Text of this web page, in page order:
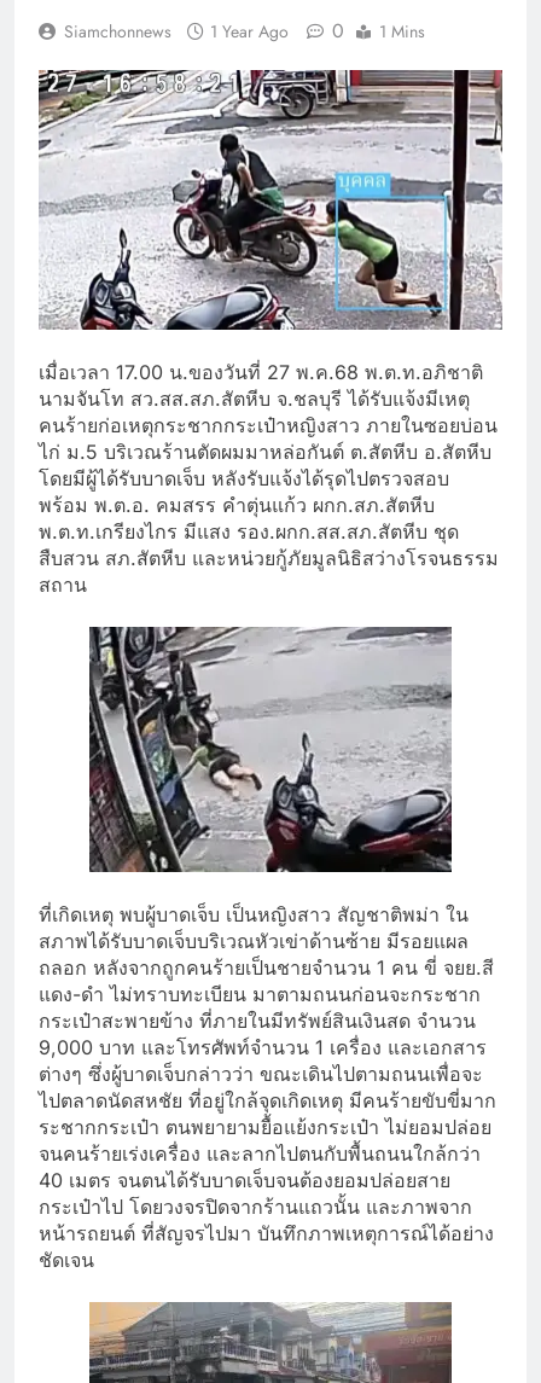
Siamchonnews 1 Year Ago 0 1 Mins
เมื่อเวลา 17.00 น.ของวันที่ 27 พ.ค.68 พ.ต.ท.อภิชาติ
นามจันโท สว.สส.สภ.สัตหีบ จ.ชลบุรี ได้รับแจ้งมีเหตุ
คนร้ายก่อเหตุกระชากกระเป๋าหญิงสาว ภายในซอยบ่อน
ไก่ ม.5 บริเวณร้านตัดผมมาหล่อกันต์ ต.สัตหีบ อ.สัตหีบ
โดยมีผู้ได้รับบาดเจ็บ หลังรับแจ้งได้รุดไปตรวจสอบ
พร้อม พ.ต.อ. คมสรร คำตุ่นแก้ว ผกก.สภ.สัตหีบ
พ.ต.ท.เกรียงไกร มีแสง รอง.ผกก.สส.สภ.สัตหีบ ชุด
สืบสวน สภ.สัตหีบ และหน่วยกู้ภัยมูลนิธิสว่างโรจนธรรม
สถาน
ที่เกิดเหตุ พบผู้บาดเจ็บ เป็นหญิงสาว สัญชาติพม่า ใน
สภาพได้รับบาดเจ็บบริเวณหัวเข่าด้านซ้าย มีรอยแผล
ถลอก หลังจากถูกคนร้ายเป็นชายจำนวน 1 คน ขี่ จยย.สี
แดง-ดำ ไม่ทราบทะเบียน มาตามถนนก่อนจะกระชาก
กระเป๋าสะพายข้าง ที่ภายในมีทรัพย์สินเงินสด จำนวน
9,000 บาท และโทรศัพท์จำนวน 1 เครื่อง และเอกสาร
ต่างๆ ซึ่งผู้บาดเจ็บกล่าวว่า ขณะเดินไปตามถนนเพื่อจะ
ไปตลาดนัดสหชัย ที่อยู่ใกล้จุดเกิดเหตุ มีคนร้ายขับขี่มาก
ระชากกระเป๋า ตนพยายามยื้อแย้งกระเป๋า ไม่ยอมปล่อย
จนคนร้ายเร่งเครื่อง และลากไปตนกับพื้นถนนใกล้กว่า
40 เมตร จนตนได้รับบาดเจ็บจนต้องยอมปล่อยสาย
กระเป๋าไป โดยวงจรปิดจากร้านแถวนั้น และภาพจาก
หน้ารถยนต์ ที่สัญจรไปมา บันทึกภาพเหตุการณ์ได้อย่าง
ชัดเจน